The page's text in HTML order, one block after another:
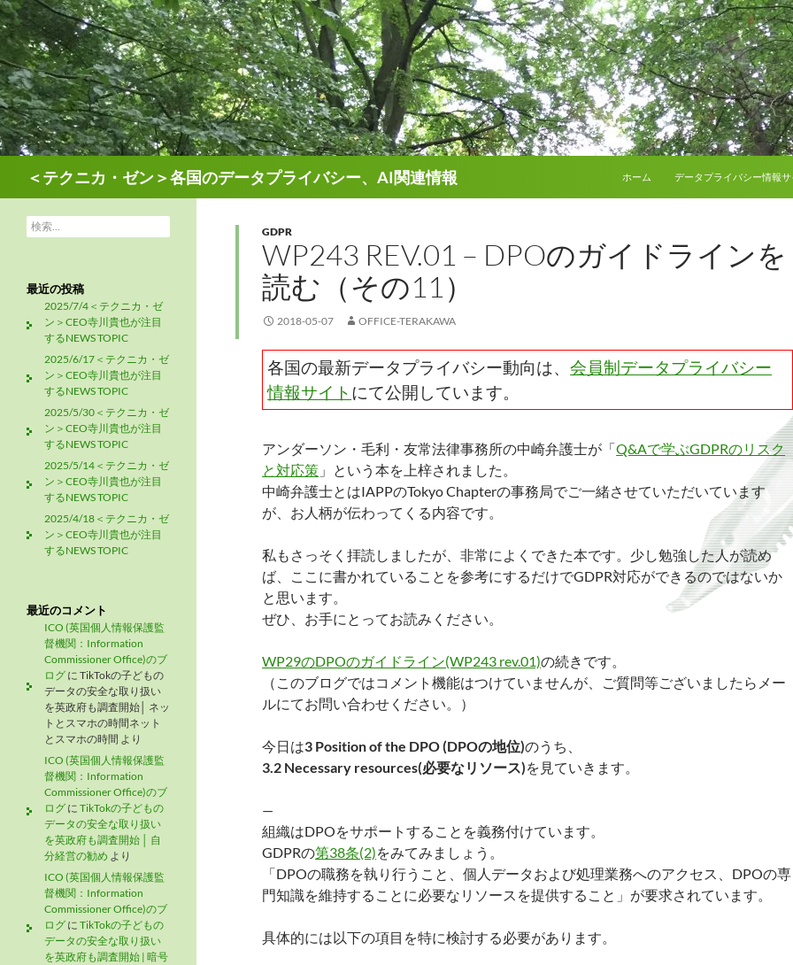
＜テクニカ・ゼン＞各国のデータプライバシー、AI関連情報
ホーム
データプライバシー情報
GDPR
WP243 REV.01 – DPOのガイドラインを
読む（その11）
2018-05-07 OFFICE-TERAKAWA
各国の最新データプライバシー動向は、会員制データプライバシー
情報サイト にて公開しています。
アンダーソン・毛利・友常法律事務所の中崎弁護士が「Q&Aで学ぶGDPRのリスク
と対応策 」という本を上梓されました。
中崎弁護士とはIAPPのTokyo Chapterの事務局でご一緒させていただいています
が、お人柄が伝わってくる内容です。
私もさっそく拝読しましたが、非常によくできた本です。少し勉強した人が読め
ば、ここに書かれていることを参考にするだけでGDPR対応ができるのではないか
と思います。
ぜひ、お手にとってお読みください。
WP29のDPOのガイドライン(WP243 rev.01)の続きです。
（このブログではコメント機能はつけていませんが、ご質問等ございましたらメー
ルにてお問い合わせください。）
今日は3 Position of the DPO (DPOの地位)のうち、
3.2 Necessary resources(必要なリソース)を見ていきます。
—
組織はDPOをサポートすることを義務付けています。
GDPRの第38条(2)をみてみましょう。
「DPOの職務を執り行うこと、個人データおよび処理業務へのアクセス、DPOの専
門知識を維持することに必要なリソースを提供すること」が要求されています。
具体的には以下の項目を特に検討する必要があります。
検
索:
最近の投稿
2025/7/4＜テクニカ・ゼ
ン＞CEO寺川貴也が注目
するNEWS TOPIC
2025/6/17＜テクニカ・ゼ
ン＞CEO寺川貴也が注目
するNEWS TOPIC
2025/5/30＜テクニカ・ゼ
ン＞CEO寺川貴也が注目
するNEWS TOPIC
2025/5/14＜テクニカ・ゼ
ン＞CEO寺川貴也が注目
するNEWS TOPIC
2025/4/18＜テクニカ・ゼ
ン＞CEO寺川貴也が注目
するNEWS TOPIC
最近のコメント
ICO (英国個人情報保護監
督機関：Information
Commissioner Office)のブ
ログ に TikTokの子どもの
データの安全な取り扱い
を英政府も調査開始│ ネッ
トとスマホの時間ネット
とスマホの時間 より
ICO (英国個人情報保護監
督機関：Information
Commissioner Office)のブ
ログ に TikTokの子どもの
データの安全な取り扱い
を英政府も調査開始 │ 自
分経営の勧め より
ICO (英国個人情報保護監
督機関：Information
Commissioner Office)のブ
ログ に TikTokの子どもの
データの安全な取り扱い
を英政府も調査開始 | 暗号